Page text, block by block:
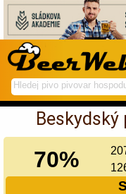
hledej
na
BeerWeb
spustí
hledání
Beskydský
70%